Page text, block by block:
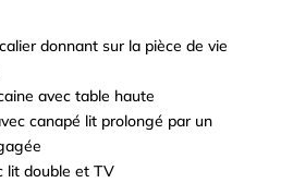
donnant sur la pièce de vie
avec table haute
canapé lit prolongé par un
lit double et TV